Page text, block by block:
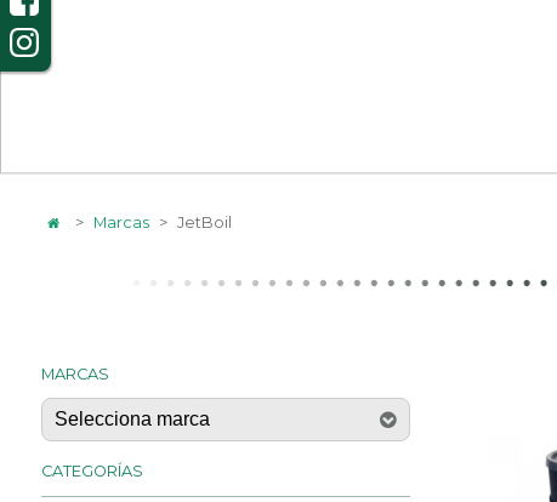
> Marcas > JetBoil
MARCAS
CATEGORÍAS